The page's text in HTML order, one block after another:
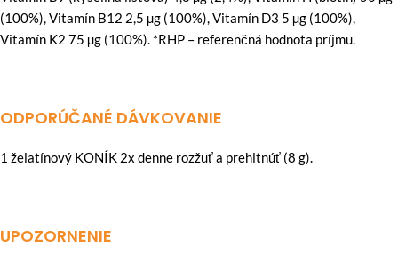
(100%), Vitamín B12 2,5 µg (100%), Vitamín D3 5 µg (100%),
Vitamín K2 75 µg (100%). *RHP – referenčná hodnota príjmu.
ODPORÚČANÉ DÁVKOVANIE
1 želatínový KONÍK 2x denne rozžuť a prehltnúť (8 g).
UPOZORNENIE